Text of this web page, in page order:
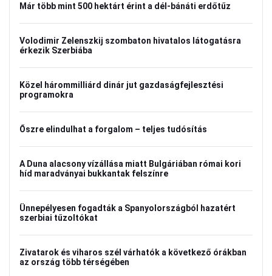
Már több mint 500 hektárt érint a dél-bánáti erdőtűz
Volodimir Zelenszkij szombaton hivatalos látogatásra
érkezik Szerbiába
Közel hárommilliárd dinár jut gazdaságfejlesztési
programokra
Őszre elindulhat a forgalom – teljes tudósítás
A Duna alacsony vízállása miatt Bulgáriában római kori
híd maradványai bukkantak felszínre
Ünnepélyesen fogadták a Spanyolországból hazatért
szerbiai tűzoltókat
Zivatarok és viharos szél várhatók a következő órákban
az ország több térségében